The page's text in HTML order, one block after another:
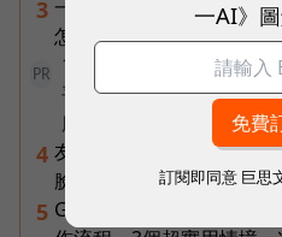
3 一張遺照「開口」說話，
怎麼做出AI告別式，讓逝
PR
1 名員工、一支 AI 團隊
平台 ORRA，如何讓新
服？
4 友達二把手裸辭內幕！彭
臉？「落後群創」成最後
5 Gemini Spark完整教學｜
一AI》
訂閱即同意 巨思